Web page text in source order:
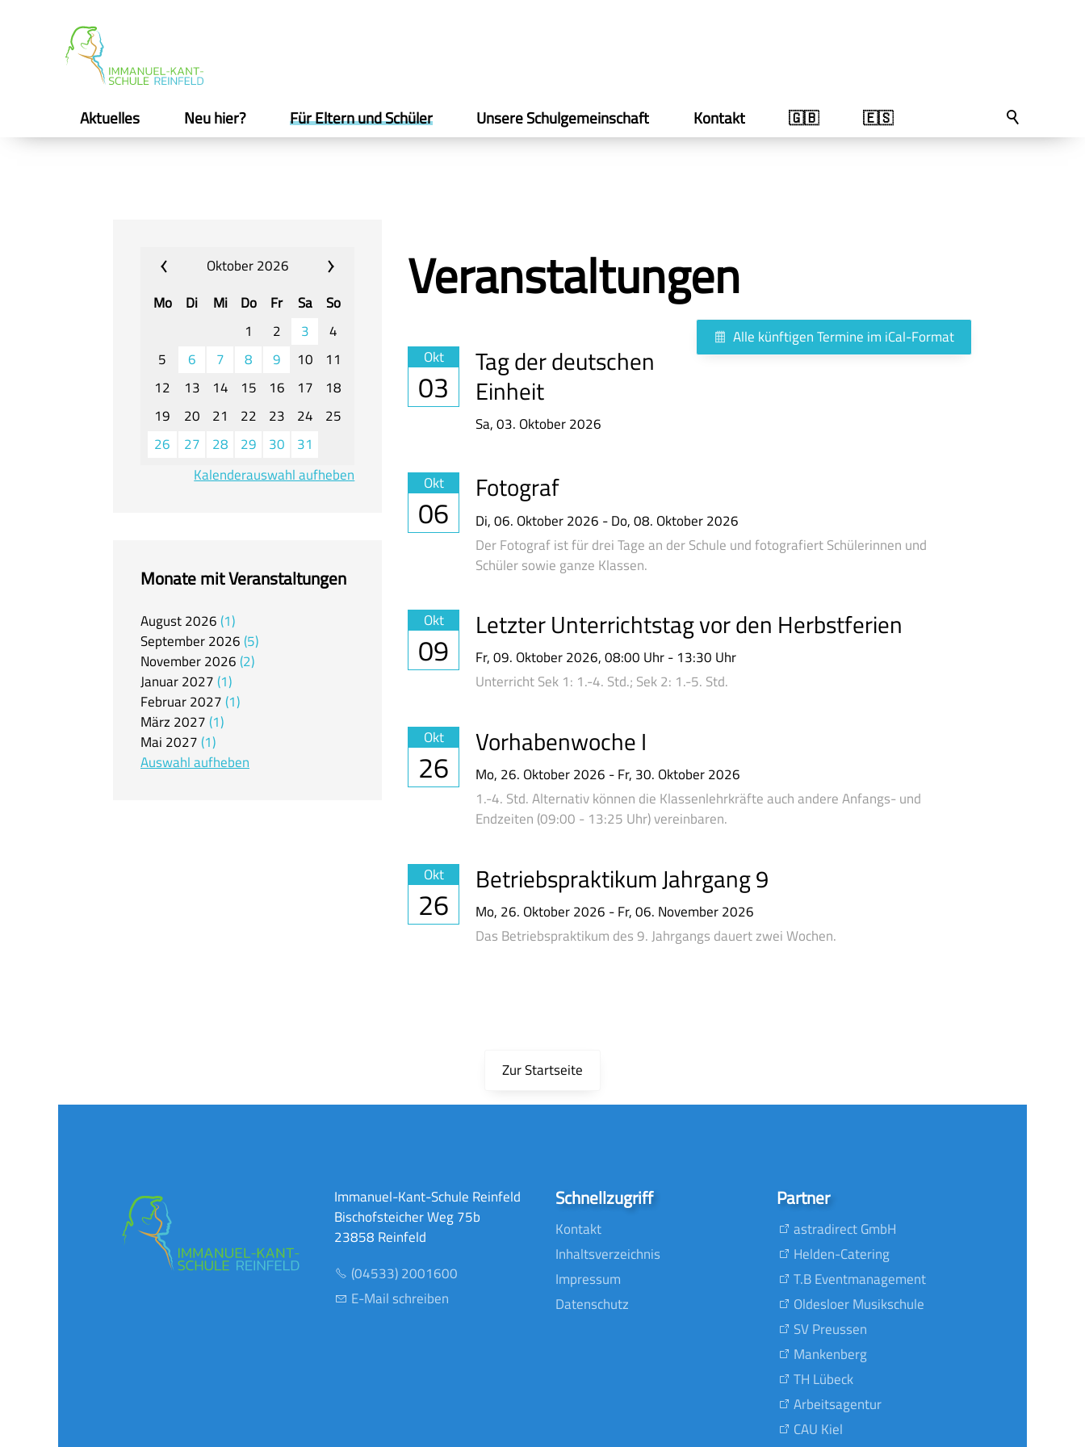
Aktuelles Neu hier? Für Eltern und Schüler Unsere Schulgemeinschaft Kontakt 🇬🇧 🇪🇸
Oktober 2026
Mo
Di Mi Do Fr Sa
So
1
2 3
4
5
6 7 8 9 10
11
12
13 14 15 16 17
18
19
20 21 22 23 24
25
26
27 28 29 30
31
Kalenderauswahl aufheben
Monate mit Veranstaltungen
August2026 1
September2026 5
November2026 2
Januar2027 1
Februar2027 1
März 2027 1
Mai 2027 1
Auswahl aufheben
Veranstaltungen
Alle künftigen Termine im iCal-Format
Okt
03
Tag der deutschen
Einheit
Sa,03. Oktober 2026
Okt
06
Fotograf
Di,06. Oktober 2026 -Do,08. Oktober 2026
Der Fotograf ist für drei Tage an der Schule und fotografiert Schülerinnen und
Schüler sowie ganze Klassen.
Okt
09
Letzter Unterrichtstag vor den Herbstferien
Fr,09. Oktober 2026, 08:00 Uhr- 13:30 Uhr
Unterricht Sek 1: 1.-4. Std.; Sek 2: 1.-5. Std.
Okt
26
Vorhabenwoche I
Mo, 26. Oktober 2026 -Fr, 30. Oktober 2026
1.-4. Std. Alternativ können die Klassenlehrkräfte auch andere Anfangs- und
Endzeiten (09:00 - 13:25 Uhr) vereinbaren.
Okt
26
Betriebspraktikum Jahrgang 9
Mo, 26. Oktober 2026 -Fr,06. November 2026
Das Betriebspraktikum des 9. Jahrgangs dauert zwei Wochen.
Zur Startseite
Immanuel-Kant-Schule Reinfeld
Bischofsteicher Weg 75b
23858 Reinfeld
(04533) 2001600
E-Mail schreiben
Schnellzugriff
Kontakt
Inhaltsverzeichnis
Impressum
Datenschutz
Partner
astradirect GmbH
Helden-Catering
T.B Eventmanagement
Oldesloer Musikschule
SV Preussen
Mankenberg
TH Lübeck
Arbeitsagentur
CAU Kiel